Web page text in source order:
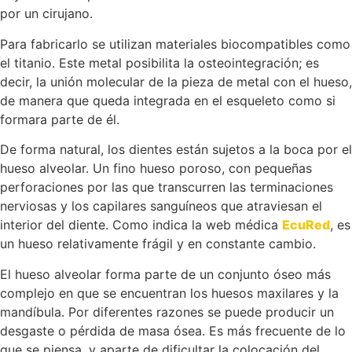
por un cirujano.
Para fabricarlo se utilizan materiales biocompatibles como
el titanio. Este metal posibilita la osteointegración; es
decir, la unión molecular de la pieza de metal con el hueso,
de manera que queda integrada en el esqueleto como si
formara parte de él.
De forma natural, los dientes están sujetos a la boca por el
hueso alveolar. Un fino hueso poroso, con pequeñas
perforaciones por las que transcurren las terminaciones
nerviosas y los capilares sanguíneos que atraviesan el
interior del diente. Como indica la web médica EcuRed, es
un hueso relativamente frágil y en constante cambio.
El hueso alveolar forma parte de un conjunto óseo más
complejo en que se encuentran los huesos maxilares y la
mandíbula. Por diferentes razones se puede producir un
desgaste o pérdida de masa ósea. Es más frecuente de lo